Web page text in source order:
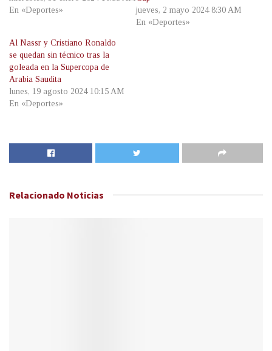
En «Deportes»
jueves, 2 mayo 2024 8:30 AM
En «Deportes»
Al Nassr y Cristiano Ronaldo
se quedan sin técnico tras la
goleada en la Supercopa de
Arabia Saudita
lunes, 19 agosto 2024 10:15 AM
En «Deportes»
Relacionado Noticias